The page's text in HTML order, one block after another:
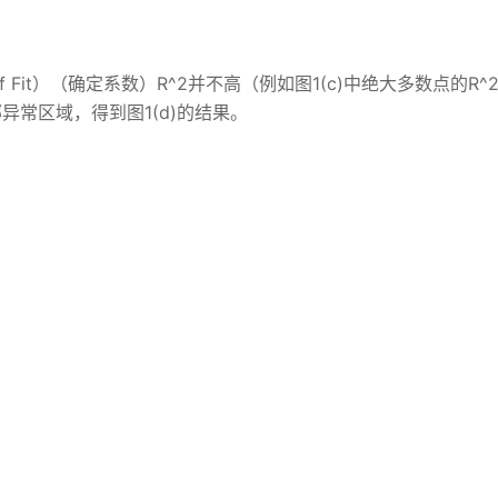
）（确定系数）R^2并不高（例如图1(c)中绝大多数点的
常区域，得到图1(d)的结果。